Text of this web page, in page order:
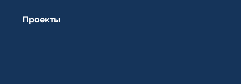
Проекты